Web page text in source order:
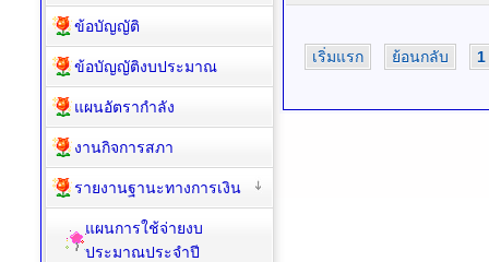
เริ่มแรก ย้อนกลับ 1
ข้อบัญญัติ
ข้อบัญญัติงบประมาณ
แผนอัตรากำลัง
งานกิจการสภา
รายงานฐานะทางการเงิน
แผนการใช้จ่ายงบ
ประมาณประจำปี